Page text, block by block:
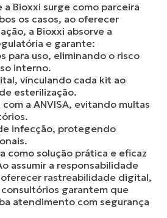
a Bioxxi surge como parceira
os casos, ao oferecer
a Bioxxi absorve a
e garante:
para uso, eliminando o risco
interno.
vinculando cada kit ao
esterilização.
a ANVISA, evitando multas
infecção, protegendo
como solução prática e eficaz
assumir a responsabilidade
rastreabilidade digital,
garantem que
atendimento com segurança